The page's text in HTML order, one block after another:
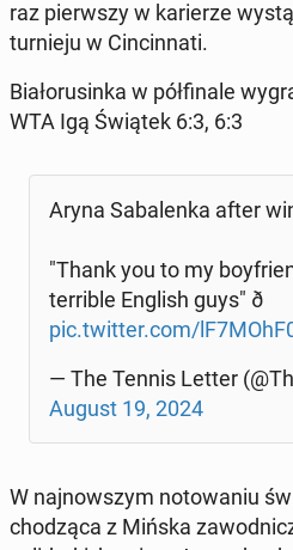
raz pierw­szy w ka­rie­rze
tur­nie­ju w Cin­cin­na­ti.
Bia­ło­ru­sin­ka w pół­fi­na­le
WTA Igą Świątek 6:3, 6:3
Aryna Sa­ba­len­ka after
"Thank you to my
ter­ri­ble English guys" ð
pic.twitter.com/
— The Tennis Letter
August 19, 2024
W naj­now­szym no­to­wa­niu
cho­dzą­ca z Mińska